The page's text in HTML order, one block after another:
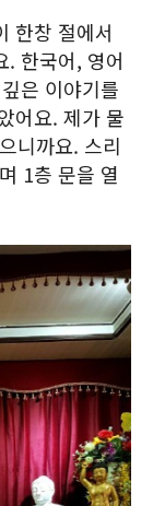
한창 절에서
. 한국어, 영어
은 이야기를
어요. 제가 물
니까요. 스리
1층 문을 열